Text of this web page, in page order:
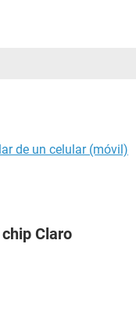
de un celular (móvil)
Claro